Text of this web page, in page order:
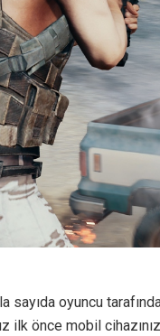
sayıda oyuncu
önce mobil